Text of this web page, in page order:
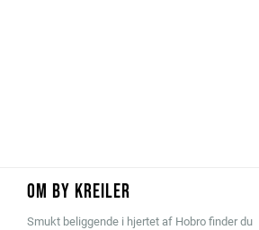
OM BY KREILER
Smukt beliggende i hjertet af Hobro finder du